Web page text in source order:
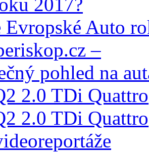
Evropské Auto
2.0 TDi Quattro